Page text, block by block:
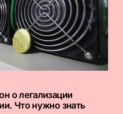
о легализации
Что нужно знать